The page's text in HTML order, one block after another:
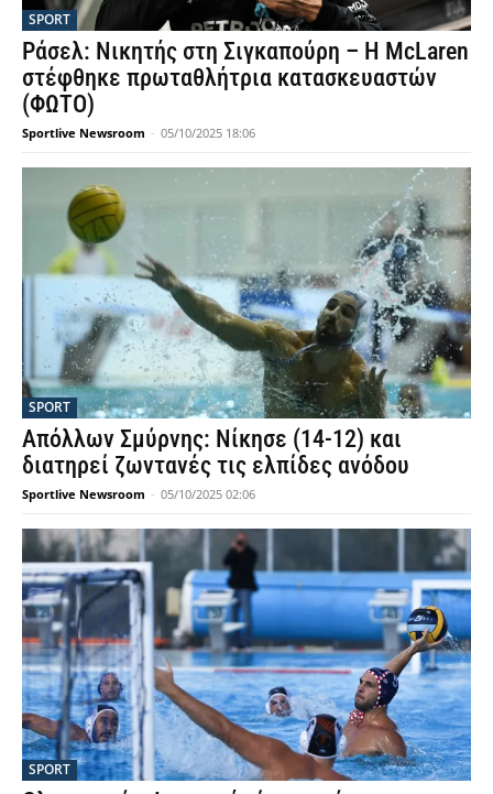
SPORT
Ράσελ: Νικητής στη Σιγκαπούρη – Η McLaren
στέφθηκε πρωταθλήτρια κατασκευαστών
(ΦΩΤΟ)
Sportlive Newsroom - 05/10/2025 18:06
SPORT
Απόλλων Σμύρνης: Νίκησε (14-12) και
διατηρεί ζωντανές τις ελπίδες ανόδου
Sportlive Newsroom - 05/10/2025 02:06
SPORT